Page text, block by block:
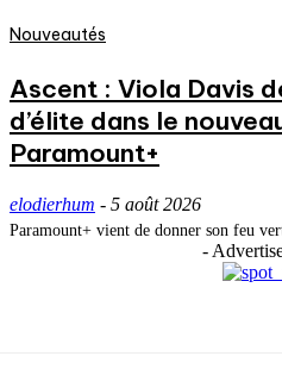
Nouveautés
Ascent : Viola Davis
d’élite dans le
Paramount+
elodierhum - 5 août 2026
Paramount+ vient de donner son feu
-